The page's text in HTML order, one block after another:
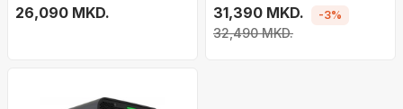
altoparlantë të integruar,
26,090 MKD.
me Bluetooth
31,390 MKD.
32,490 MKD.
-3%